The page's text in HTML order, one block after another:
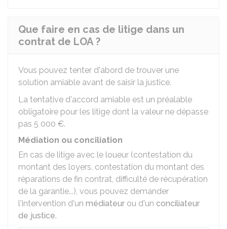
Que faire en cas de litige dans un
contrat de LOA ?
Vous pouvez tenter d'abord de trouver une
solution amiable avant de saisir la justice.
La tentative d'accord amiable est un préalable
obligatoire pour les litige dont la valeur ne dépasse
pas 5 000 €.
Médiation ou conciliation
En cas de litige avec le loueur (contestation du
montant des loyers, contestation du montant des
réparations de fin contrat, difficulté de récupération
de la garantie...), vous pouvez demander
l'intervention d'un médiateur ou d'un conciliateur
de justice.